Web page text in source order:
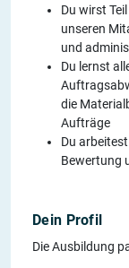
Du wirst
unseren
und
Du lernst
die
Aufträge
Du
Bewertung
Dein Profil
Die Ausbildung